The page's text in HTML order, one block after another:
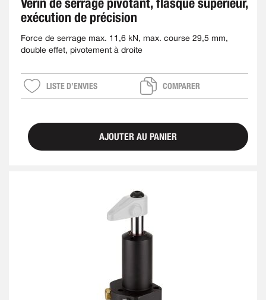
Vérin de serrage pivotant, flasque supérieur,
exécution de précision
Force de serrage max. 11,6 kN, max. course 29,5 mm,
double effet, pivotement à droite
LISTE D’ENVIES COMPARER
AJOUTER AU PANIER